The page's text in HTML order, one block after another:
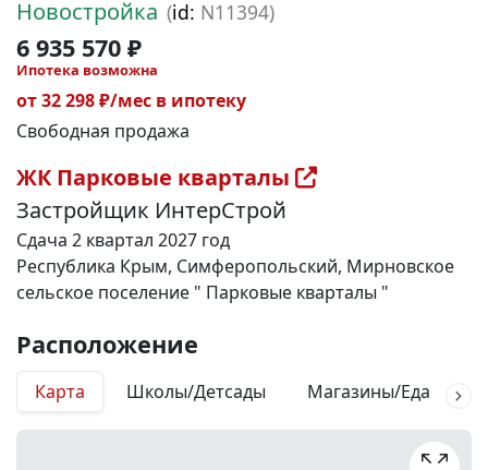
Новостройка (id: N11394)
6 935 570 ₽
Ипотека возможна
от 32 298 ₽/мес в ипотеку
Свободная продажа
ЖК Парковые кварталы
Застройщик ИнтерСтрой
Сдача 2 квартал 2027 год
Республика Крым, Симферопольский, Мирновское
сельское поселение " Парковые кварталы "
Расположение
Карта Школы/Детсады Магазины/Еда